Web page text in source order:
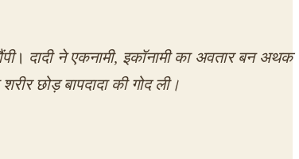
। दादी ने एकनामी, इकॉनामी का अवतार बन अथक
छोड़ बापदादा की गोद ली।